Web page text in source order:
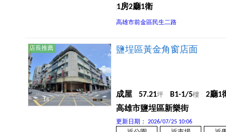
1房2廳1衛
高雄市前金區民生二路
店長推薦
14
鹽埕區黃金角窗店面
成屋 57.21坪 B1-1/5樓
2廳1
高雄市鹽埕區新樂街
更新日期： 2026/07/25 10:06